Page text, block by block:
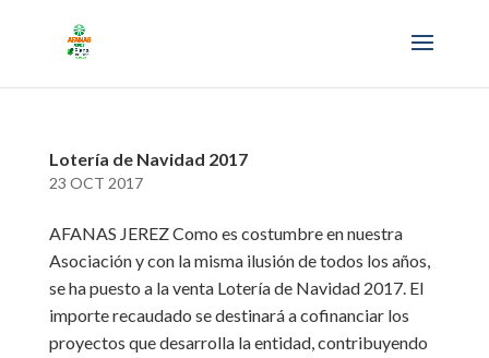
Lotería de Navidad 2017
23 OCT 2017
AFANAS JEREZ Como es costumbre en nuestra
Asociación y con la misma ilusión de todos los años,
se ha puesto a la venta Lotería de Navidad 2017. El
importe recaudado se destinará a cofinanciar los
proyectos que desarrolla la entidad, contribuyendo